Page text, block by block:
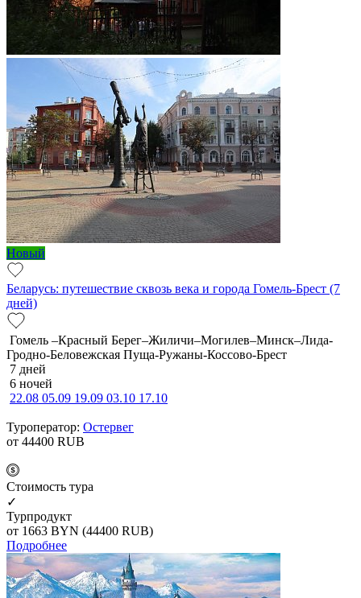
Новый
Беларусь: путешествие сквозь века и города Гомель-Брест (7
дней)
Гомель –Красный Берег–Жиличи–Могилев–Минск–Лида-
Гродно-Беловежская Пуща-Ружаны-Коссово-Брест
7 дней
6 ночей
22.08 05.09 19.09 03.10 17.10
Туроператор: Остервег
от 44400 RUB
Cтоимость тура
✓
Турпродукт
от 1663 BYN (44400 RUB)
Подробнее